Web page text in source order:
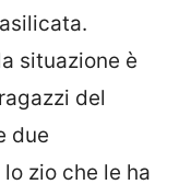
situazione è
del
due
lo zio che le ha